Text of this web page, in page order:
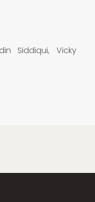
Siddiqui, Vicky